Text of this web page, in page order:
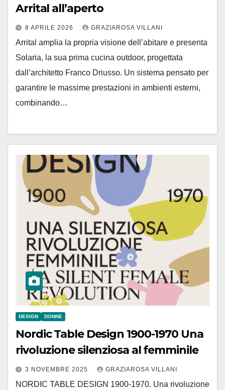
Arrital all’aperto
8 APRILE 2026 GRAZIAROSA VILLANI
Arrital amplia la propria visione dell’abitare e presenta
Solaria, la sua prima cucina outdoor, progettata
dall’architetto Franco Driusso. Un sistema pensato per
garantire le massime prestazioni in ambienti esterni,
combinando…
DESIGN DONNE
Nordic Table Design 1900-1970 Una
rivoluzione silenziosa al femminile
3 NOVEMBRE 2025 GRAZIAROSA VILLANI
NORDIC TABLE DESIGN 1900-1970. Una rivoluzione